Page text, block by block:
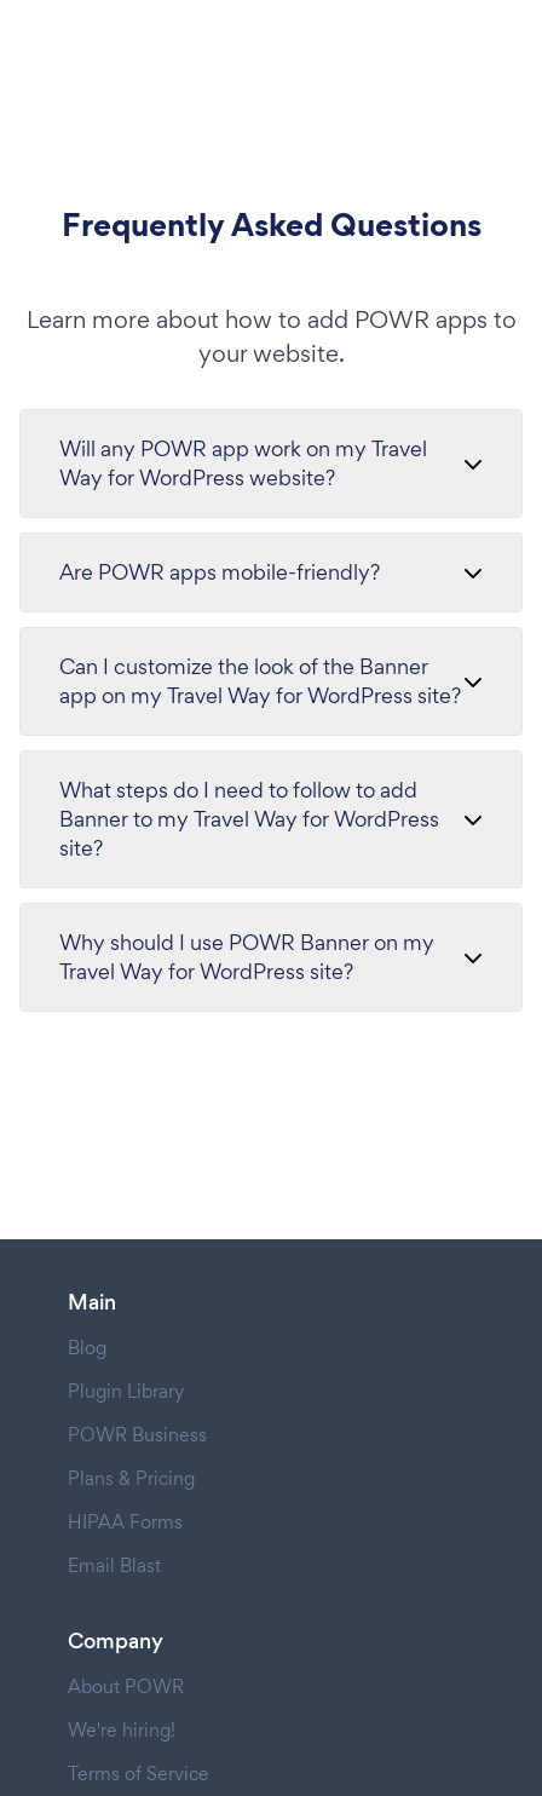
Frequently Asked Questions
Learn more about how to add POWR apps to
your website.
Will any POWR app work on my Travel
Way for WordPress website?
Are POWR apps mobile-friendly?
Can I customize the look of the Banner
app on my Travel Way for WordPress site?
What steps do I need to follow to add
Banner to my Travel Way for WordPress
site?
Why should I use POWR Banner on my
Travel Way for WordPress site?
Main
Blog
Plugin Library
POWR Business
Plans & Pricing
HIPAA Forms
Email Blast
Company
About POWR
We're hiring!
Terms of Service